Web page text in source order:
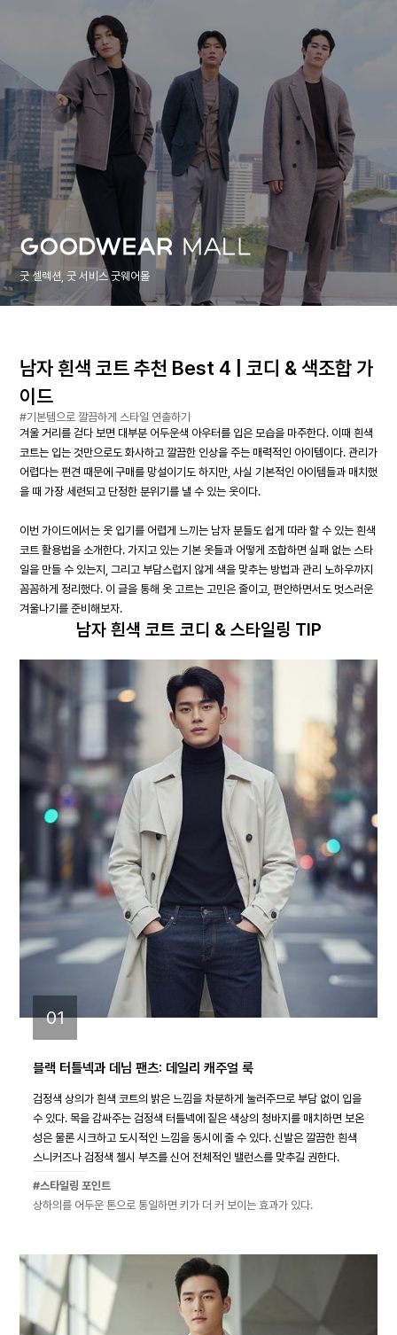
굿 셀렉션, 굿 서비스 굿웨어몰
남자 흰색 코트 추천 Best 4 | 코디 & 색조합 가
이드
#기본템으로 깔끔하게 스타일 연출하기
겨울 거리를 걷다 보면 대부분 어두운색 아우터를 입은 모습을 마주한다. 이때 흰색
코트는 입는 것만으로도 화사하고 깔끔한 인상을 주는 매력적인 아이템이다. 관리가
어렵다는 편견 때문에 구매를 망설이기도 하지만, 사실 기본적인 아이템들과 매치했
을 때 가장 세련되고 단정한 분위기를 낼 수 있는 옷이다.
이번 가이드에서는 옷 입기를 어렵게 느끼는 남자 분들도 쉽게 따라 할 수 있는 흰색
코트 활용법을 소개한다. 가지고 있는 기본 옷들과 어떻게 조합하면 실패 없는 스타
일을 만들 수 있는지, 그리고 부담스럽지 않게 색을 맞추는 방법과 관리 노하우까지
꼼꼼하게 정리했다. 이 글을 통해 옷 고르는 고민은 줄이고, 편안하면서도 멋스러운
겨울나기를 준비해보자.
남자 흰색 코트 코디 & 스타일링 TIP
01
블랙 터틀넥과 데님 팬츠: 데일리 캐주얼 룩
검정색 상의가 흰색 코트의 밝은 느낌을 차분하게 눌러주므로 부담 없이 입을
수 있다. 목을 감싸주는 검정색 터틀넥에 짙은 색상의 청바지를 매치하면 보온
성은 물론 시크하고 도시적인 느낌을 동시에 줄 수 있다. 신발은 깔끔한 흰색
스니커즈나 검정색 첼시 부츠를 신어 전체적인 밸런스를 맞추길 권한다.
#스타일링 포인트
상하의를 어두운 톤으로 통일하면 키가 더 커 보이는 효과가 있다.